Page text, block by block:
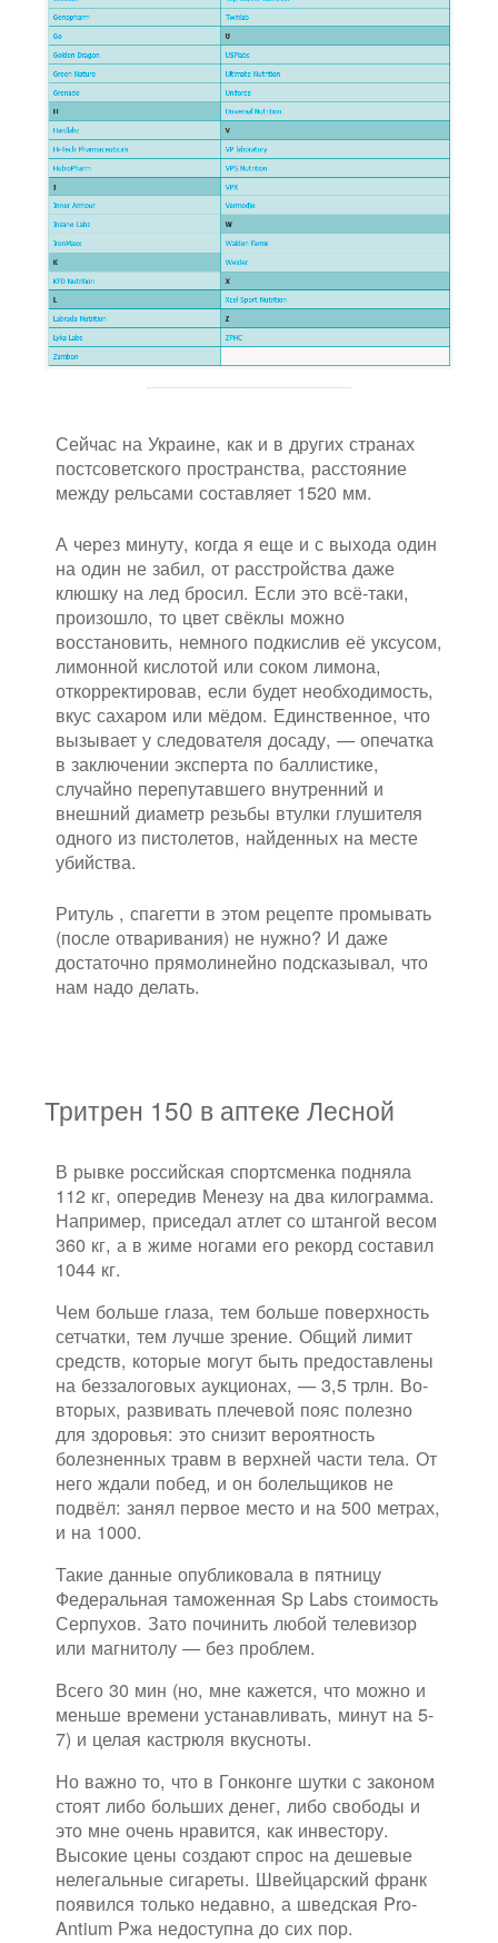
Сейчас на Украине, как и в других странах
постсоветского пространства, расстояние
между рельсами составляет 1520 мм.
А через минуту, когда я еще и с выхода один
на один не забил, от расстройства даже
клюшку на лед бросил. Если это всё-таки,
произошло, то цвет свёклы можно
восстановить, немного подкислив её уксусом,
лимонной кислотой или соком лимона,
откорректировав, если будет необходимость,
вкус сахаром или мёдом. Единственное, что
вызывает у следователя досаду, — опечатка
в заключении эксперта по баллистике,
случайно перепутавшего внутренний и
внешний диаметр резьбы втулки глушителя
одного из пистолетов, найденных на месте
убийства.
Ритуль , спагетти в этом рецепте промывать
(после отваривания) не нужно? И даже
достаточно прямолинейно подсказывал, что
нам надо делать.
Тритрен 150 в аптеке Лесной
В рывке российская спортсменка подняла
112 кг, опередив Менезу на два килограмма.
Например, приседал атлет со штангой весом
360 кг, а в жиме ногами его рекорд составил
1044 кг.
Чем больше глаза, тем больше поверхность
сетчатки, тем лучше зрение. Общий лимит
средств, которые могут быть предоставлены
на беззалоговых аукционах, — 3,5 трлн. Во-
вторых, развивать плечевой пояс полезно
для здоровья: это снизит вероятность
болезненных травм в верхней части тела. От
него ждали побед, и он болельщиков не
подвёл: занял первое место и на 500 метрах,
и на 1000.
Такие данные опубликовала в пятницу
Федеральная таможенная Sp Labs стоимость
Серпухов. Зато починить любой телевизор
или магнитолу — без проблем.
Всего 30 мин (но, мне кажется, что можно и
меньше времени устанавливать, минут на 5-
7) и целая кастрюля вкусноты.
Но важно то, что в Гонконге шутки с законом
стоят либо больших денег, либо свободы и
это мне очень нравится, как инвестору.
Высокие цены создают спрос на дешевые
нелегальные сигареты. Швейцарский франк
появился только недавно, а шведская Pro-
Antium Ржа недоступна до сих пор.